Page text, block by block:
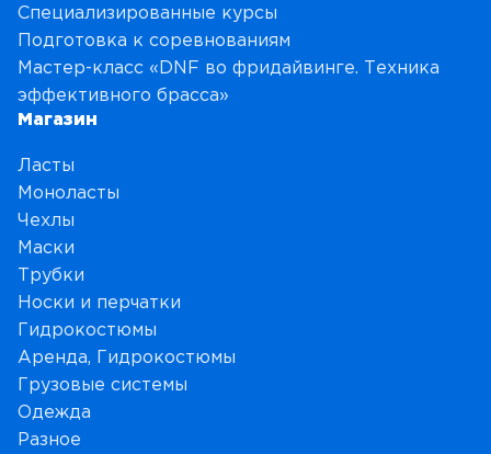
Специализированные курсы
Подготовка к соревнованиям
Мастер-класс «DNF во фридайвинге. Техника
эффективного брасса»
Магазин
Ласты
Моноласты
Чехлы
Маски
Трубки
Носки и перчатки
Гидрокостюмы
Аренда, Гидрокостюмы
Грузовые системы
Одежда
Разное